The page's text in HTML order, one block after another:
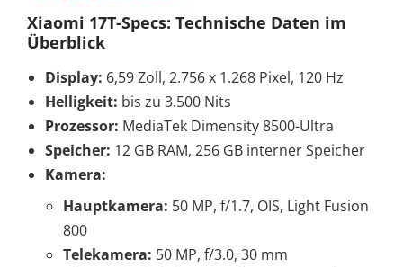
Xiaomi 17T-Specs: Technische Daten im
Überblick
Display: 6,59 Zoll, 2.756 x 1.268 Pixel, 120 Hz
Helligkeit: bis zu 3.500 Nits
Prozessor: MediaTek Dimensity 8500-Ultra
Speicher: 12 GB RAM, 256 GB interner Speicher
Kamera:
Hauptkamera: 50 MP, f/1.7, OIS, Light Fusion
800
Telekamera: 50 MP, f/3.0, 30 mm